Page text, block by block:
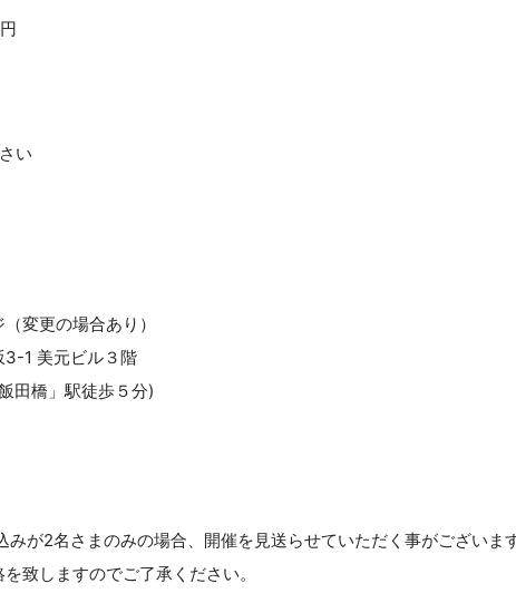
い
変更の場合あり）
3-1 美元ビル３階
田橋」駅徒歩５分)
みが2名さまのみの場合、開催を見送らせていただく事がございま
致しますのでご了承ください。